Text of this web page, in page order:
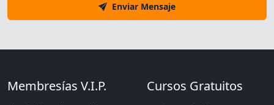
Enviar Mensaje
Membresías V.I.P. Cursos Gratuitos